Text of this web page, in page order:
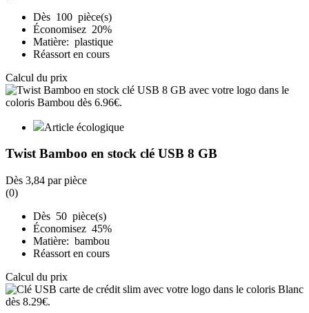
Dès 100 pièce(s)
Économisez 20%
Matière: plastique
Réassort en cours
Calcul du prix
Article écologique
Twist Bamboo en stock clé USB 8 GB
Dès 3,84 par pièce
(0)
Dès 50 pièce(s)
Économisez 45%
Matière: bambou
Réassort en cours
Calcul du prix